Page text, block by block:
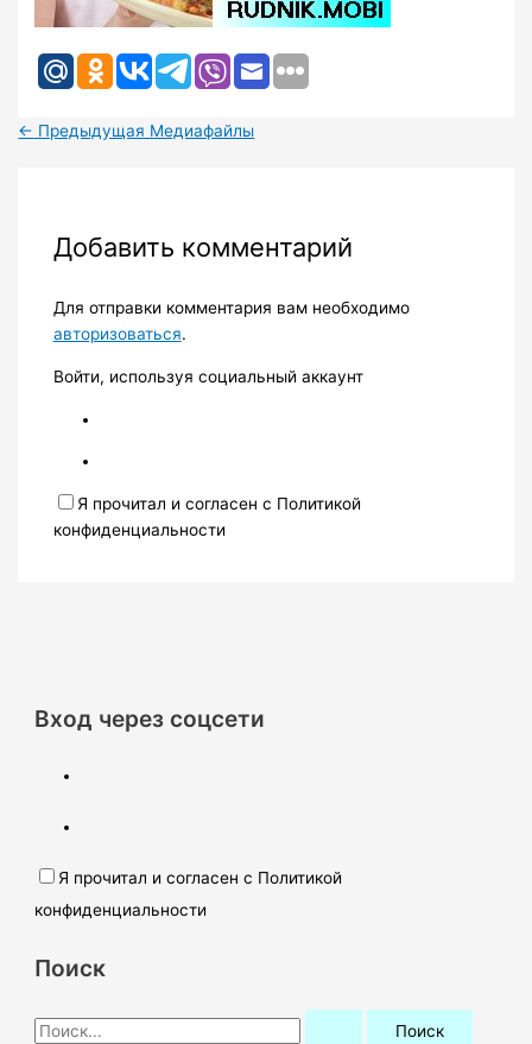
← Предыдущая Медиафайлы
Добавить комментарий
Для отправки комментария вам необходимо
авторизоваться.
Войти, используя социальный аккаунт
Я прочитал и согласен с Политикой
конфиденциальности
Вход через соцсети
Я прочитал и согласен с Политикой
конфиденциальности
Поиск
П